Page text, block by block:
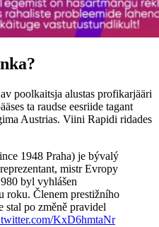
poolkaitsja alustas profikarjääri
ta raudse eesriide tagant
Austrias. Viini Rapidi ridades
1948 Praha) je bývalý
mistr Evropy
byl vyhlášen
roku. Členem prestižního
po změně pravidel
KxD6hmtaNr